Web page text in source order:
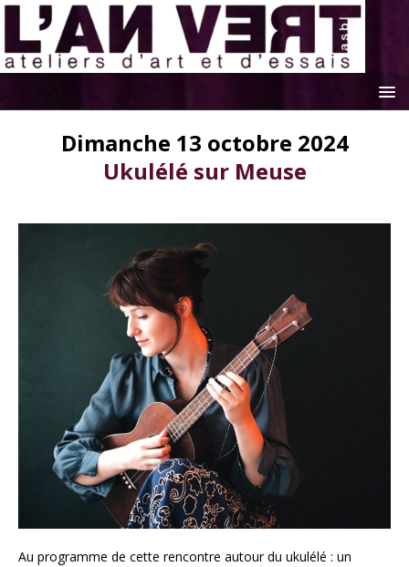
Dimanche 13 octobre 2024
Ukulélé sur Meuse
Au programme de cette rencontre autour du ukulélé : un